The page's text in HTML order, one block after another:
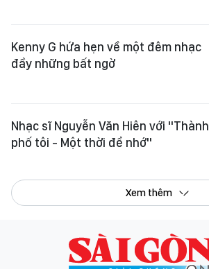
Kenny G hứa hẹn về một đêm nhạc
đầy những bất ngờ
Nhạc sĩ Nguyễn Văn Hiên với "Thành
phố tôi - Một thời để nhớ"
Xem thêm